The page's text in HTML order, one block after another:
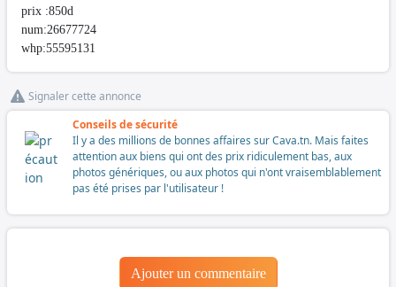
prix :850d
num:26677724
whp:55595131
Signaler cette annonce
Conseils de sécurité
Il y a des millions de bonnes affaires sur Cava.tn. Mais faites
attention aux biens qui ont des prix ridiculement bas, aux
photos génériques, ou aux photos qui n'ont vraisemblablement
pas été prises par l'utilisateur !
Ajouter un commentaire